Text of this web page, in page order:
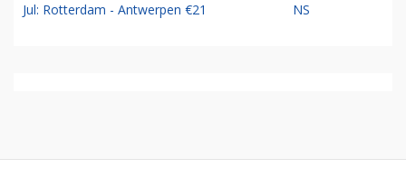
Jul: Rotterdam - Antwerpen €21 NS